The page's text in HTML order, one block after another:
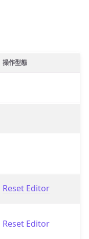
操作型態
Reset Editor
Reset Editor